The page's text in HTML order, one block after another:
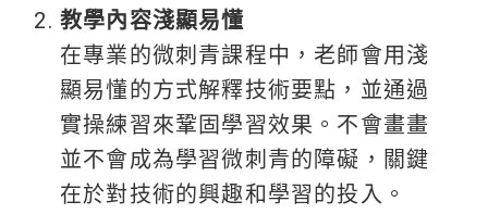
教學內容淺顯易懂
在專業的微刺青課程中，老師會用淺
顯易懂的方式解釋技術要點，並通過
實操練習來鞏固學習效果。不會畫畫
並不會成為學習微刺青的障礙，關鍵
在於對技術的興趣和學習的投入。